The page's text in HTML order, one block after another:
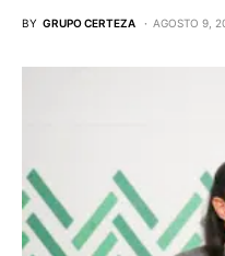
BY GRUPO CERTEZA AGOSTO 9,